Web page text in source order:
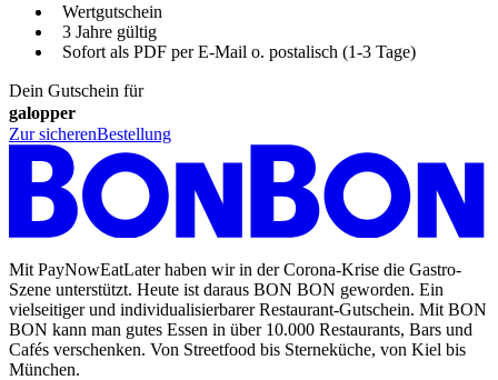
Wertgutschein
3 Jahre gültig
Sofort als PDF per E-Mail o. postalisch (1-3 Tage)
Dein Gutschein für
galopper
Zur sicherenBestellung
Mit PayNowEatLater haben wir in der Corona-Krise die Gastro-
Szene unterstützt. Heute ist daraus BON BON geworden. Ein
vielseitiger und individualisierbarer Restaurant-Gutschein. Mit BON
BON kann man gutes Essen in über 10.000 Restaurants, Bars und
Cafés verschenken. Von Streetfood bis Sterneküche, von Kiel bis
München.